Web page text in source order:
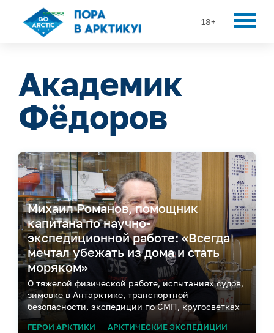
18+
Академик
Фёдоров
Михаил Романов, помощник
капитана по научно-
экспедиционной работе: «Всегда
мечтал убежать из дома и стать
моряком»
О тяжелой физической работе, испытаниях судов,
зимовке в Антарктике, транспортной
безопасности, экспедиции по СМП, кругосветках
и молодых полярниках
ГЕРОИ АРКТИКИ АРКТИЧЕСКИЕ ЭКСПЕДИЦИИ